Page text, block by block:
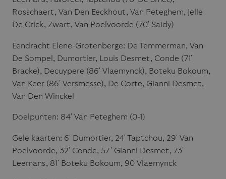
Rosschaert, Van Den Eeckhout, Van Peteghem, Jelle
De Crick, Zwart, Van Poelvoorde (70′ Saidy)
Eendracht Elene-Grotenberge: De Temmerman, Van
De Sompel, Dumortier, Louis Desmet, Conde (71′
Bracke), Decuypere (86′ Vlaemynck), Boteku Bokoum,
Van Keer (86′ Versmesse), De Corte, Gianni Desmet,
Van Den Winckel
Doelpunten: 84′ Van Peteghem (0-1)
Gele kaarten: 6′ Dumortier, 24′ Taptchou, 29′ Van
Poelvoorde, 32′ Conde, 57′ Gianni Desmet, 73′
Leemans, 81′ Boteku Bokoum, 90 Vlaemynck